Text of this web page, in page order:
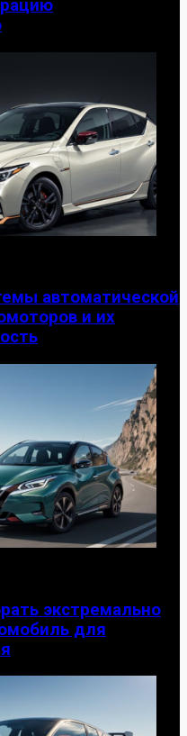
автоматической
и их
экстремально
для